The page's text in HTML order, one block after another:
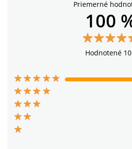
Priemerné
100
Hodnotené